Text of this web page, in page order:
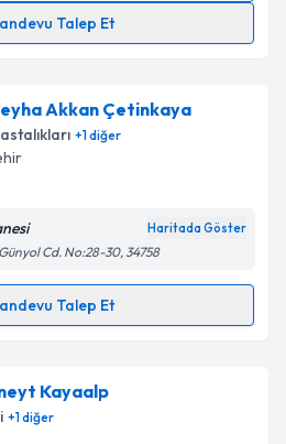
Talep Et
e-posta ile bilgilendireceğiz.
işlenmesine ilişkinAydınlatma
ve kişisel verilerimin belirtilen
kabul ediyorum.
Akkan Çetinkaya
+1diğer
Haritada Göster
Cd. No:28-30, 34758
Talep Et
Talebi
Çetinkaya
Size bu uzmandan randevu
hazırlandığında e-posta ile
Kayaalp
+1diğer